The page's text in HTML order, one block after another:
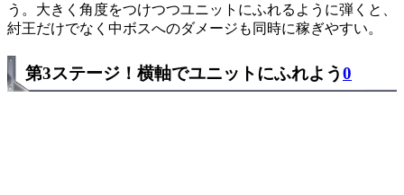
う。大きく角度をつけつつユニットにふれるように弾くと、
紂王だけでなく中ボスへのダメージも同時に稼ぎやすい。
第3ステージ！横軸でユニットにふれよう0